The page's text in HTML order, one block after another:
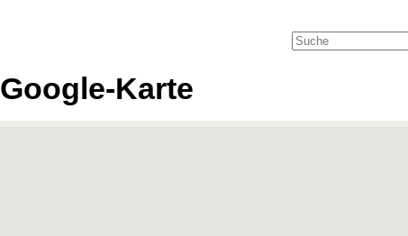
Google-Karte